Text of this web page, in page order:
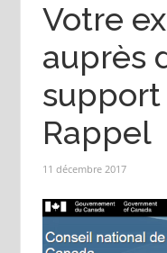
Votre
auprès
Rappel
11 décembre 2017